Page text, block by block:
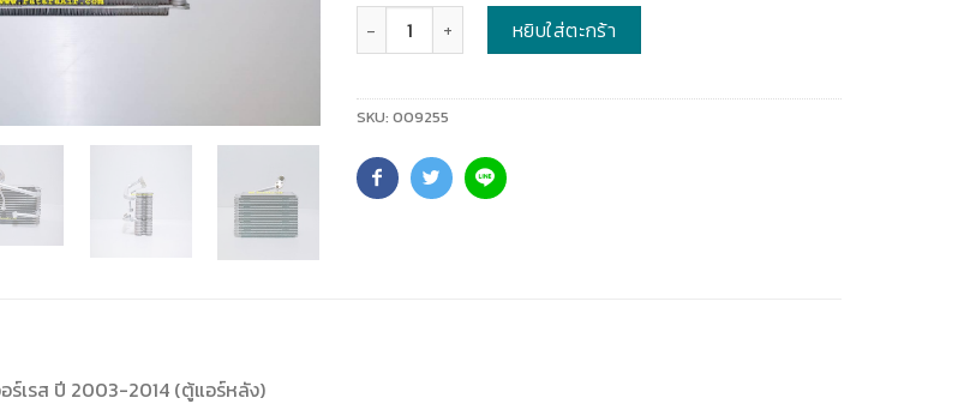
หยิบใส่ตะกร้า
SKU: 009255
ร์เรส ปี 2003-2014 (ตู้แอร์หลัง)